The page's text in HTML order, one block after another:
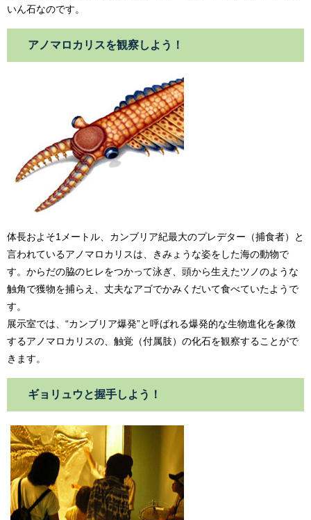
いん石なのです。
アノマロカリスを観察しよう！
体長およそ1メートル、カンブリア紀最大のプレデター（捕食者）と
言われているアノマロカリスは、きみょうな姿をした海の動物で
す。からだの脇のヒレをつかって泳ぎ、頭から生えたツノのような
触角で獲物を捕らえ、丈夫なアゴでかみくだいて食べていたようで
す。
展示室では、“カンブリア爆発”と呼ばれる爆発的な生物進化を象徴
するアノマロカリスの、触覚（付属肢）の化石を観察することがで
きます。
ギョリュウと握手しよう！